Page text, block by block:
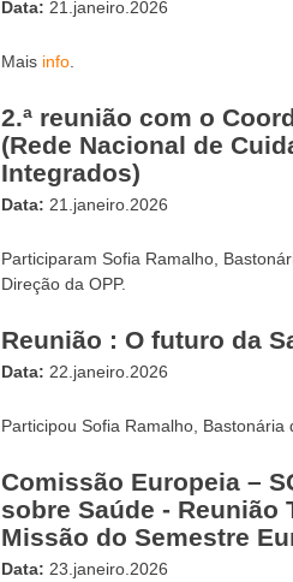
Data: 21.janeiro.2026
Mais info
2.ª reunião com o
(Rede Nacional de
Integrados)
Data: 21.janeiro.2026
Participaram Sofia Ramalho,
Direção da OPP.
Reunião : O futuro da
Data: 22.janeiro.2026
Participou Sofia Ramalho, Bastonária
Comissão Europeia –
sobre Saúde - Reunião
Missão do Semestre
Data: 23.janeiro.2026